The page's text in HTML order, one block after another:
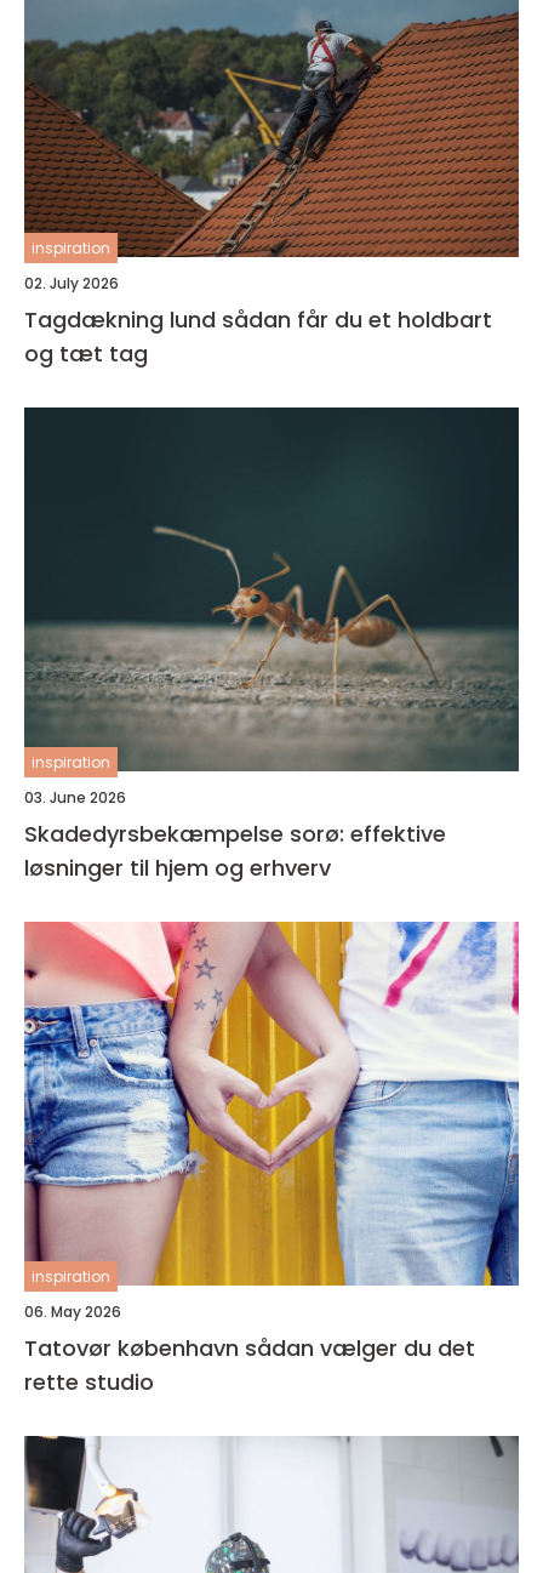
inspiration
02. July 2026
Tagdækning lund sådan får du et holdbart
og tæt tag
inspiration
03. June 2026
Skadedyrsbekæmpelse sorø: effektive
løsninger til hjem og erhverv
inspiration
06. May 2026
Tatovør københavn sådan vælger du det
rette studio